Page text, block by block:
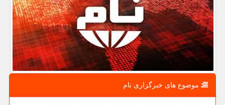
موضوع های خبرگزاری نام